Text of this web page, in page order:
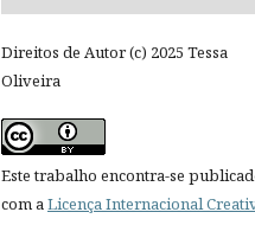
Direitos de Autor (c) 2025 Tessa
Oliveira
Este trabalho encontra-se
com aLicença Internacional